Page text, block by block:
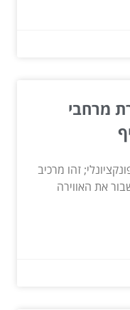
מרחבי
זהו מרכיב
את האווירה